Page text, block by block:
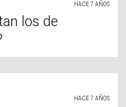
HACE 7 AÑOS
los de
HACE 7 AÑOS